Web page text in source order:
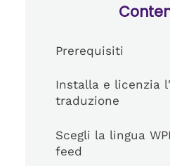
Prerequisiti
Installa e licenzia
traduzione
Scegli la lingua
feed